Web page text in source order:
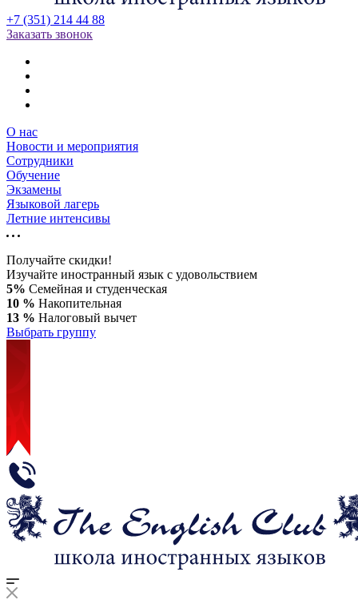
+7 (351) 214 44 88
Заказать звонок
О нас
Новости и мероприятия
Сотрудники
Обучение
Экзамены
Языковой лагерь
Летние интенсивы
Получайте скидки!
Изучайте иностранный язык с удовольствием
5% Семейная и студенческая
10 % Накопительная
13 % Налоговый вычет
Выбрать группу